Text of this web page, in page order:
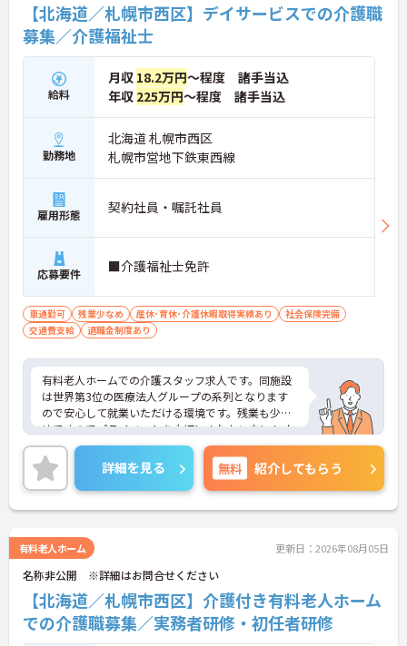
【北海道／札幌市西区】デイサービスでの介護職
募集／介護福祉士
給料
月収 18.2万円～程度 諸手当込
年収 225万円～程度 諸手当込
勤務地
北海道 札幌市西区
札幌市営地下鉄東西線
雇用形態 契約社員・嘱託社員
応募要件 ■介護福祉士免許
車通勤可 残業少なめ 産休･育休･介護休暇取得実績あり
社会保険完備
交通費支給
退職金制度あり
有料老人ホームでの介護スタッフ求人です。同施設
は世界第3位の医療法人グループの系列となります
ので安心して就業いただける環境です。残業も少な
めですのでプライベートを大切にされたい方にもオ
ススメです。ご興味を持たれた方は面接対策ポイン
トや求人の詳細などお話いたしますのでお気軽にお
問い合わせ下さい。
詳細を見る 無料 紹介してもらう
有料老人ホーム 更新日：2026年08月05日
名称非公開 ※詳細はお問合せください
【北海道／札幌市西区】介護付き有料老人ホーム
での介護職募集／実務者研修・初任者研修